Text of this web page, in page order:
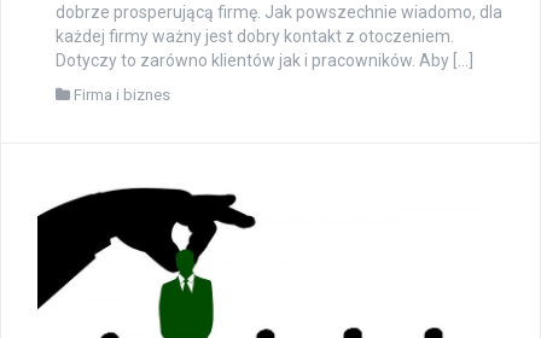
dobrze prosperującą firmę. Jak powszechnie wiadomo, dla
każdej firmy ważny jest dobry kontakt z otoczeniem.
Dotyczy to zarówno klientów jak i pracowników. Aby […]
Firma i biznes